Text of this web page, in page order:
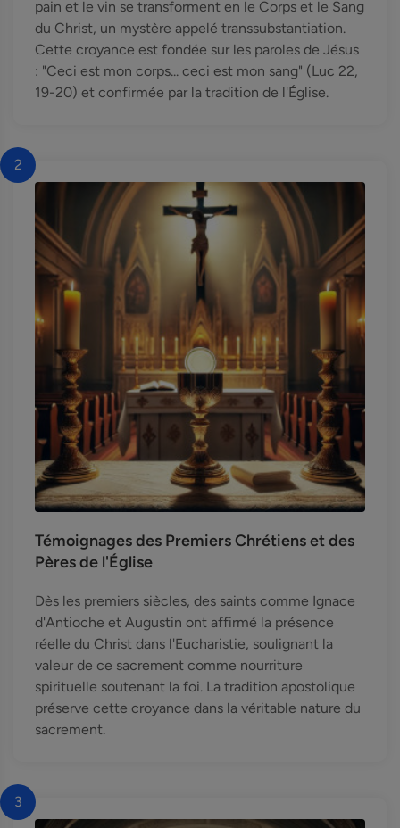
pain et le vin se transforment en le Corps et le Sang
du Christ, un mystère appelé transsubstantiation.
Cette croyance est fondée sur les paroles de Jésus
: "Ceci est mon corps... ceci est mon sang" (Luc 22,
19-20) et confirmée par la tradition de l'Église.
Témoignages des Premiers Chrétiens et des
Pères de l'Église
Dès les premiers siècles, des saints comme Ignace
d'Antioche et Augustin ont affirmé la présence
réelle du Christ dans l'Eucharistie, soulignant la
valeur de ce sacrement comme nourriture
spirituelle soutenant la foi. La tradition apostolique
préserve cette croyance dans la véritable nature du
sacrement.
2
3